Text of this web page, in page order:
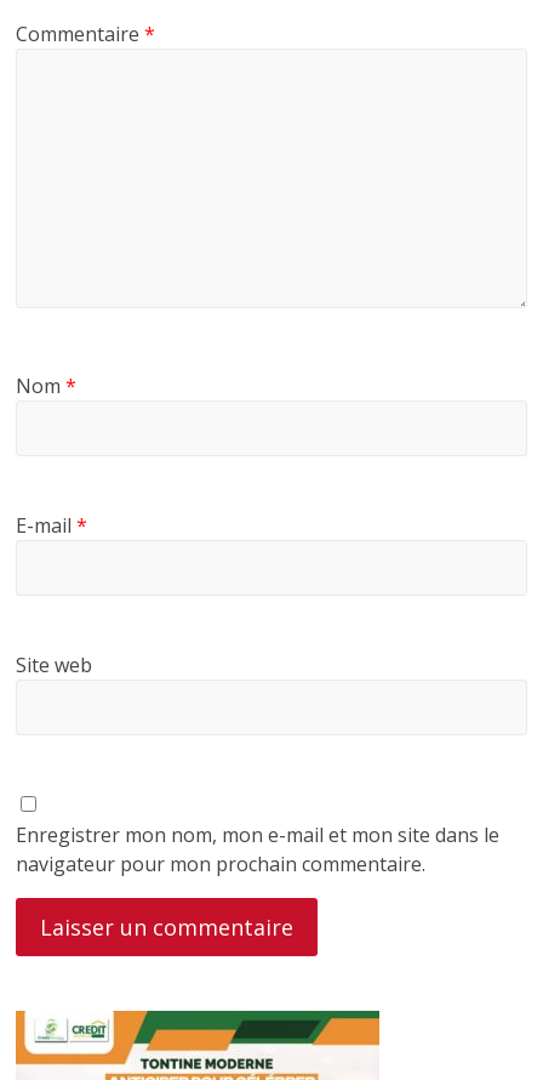
Commentaire*
Nom*
E-mail*
Site web
Enregistrer mon nom, mon e-mail et mon site dans le
navigateur pour mon prochain commentaire.